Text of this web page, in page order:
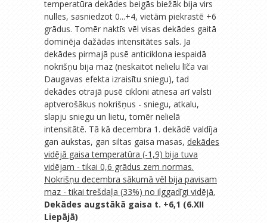
temperatūra dekādes beigās biežāk bija virs
nulles, sasniedzot 0...+4, vietām piekrastē +6
grādus. Tomēr naktīs vēl visas dekādes gaitā
dominēja dažādas intensitātes sals. Ja
dekādes pirmajā pusē anticiklona iespaidā
nokrišņu bija maz (neskaitot nelielu līča vai
Daugavas efekta izraisītu sniegu), tad
dekādes otrajā pusē cikloni atnesa arī valsti
aptverošākus nokrišņus - sniegu, atkalu,
slapju sniegu un lietu, tomēr nelielā
intensitātē. Tā kā decembra 1. dekādē valdīja
gan aukstas, gan siltas gaisa masas, dekādes
vidējā gaisa temperatūra (-1,9) bija tuva
vidējam - tikai 0,6 grādus zem normas.
Nokrišņu decembra sākumā vēl bija pavisam
maz - tikai trešdaļa (33%) no ilggadīgi vidējā.
Dekādes augstākā gaisa t. +6,1 (6.XII
Liepājā)